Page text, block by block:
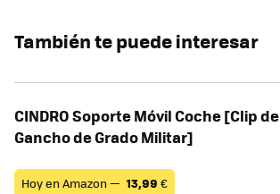
También te puede interesar
CINDRO Soporte Móvil Coche [Clip de
Gancho de Grado Militar]
Hoy en Amazon — 13,99 €